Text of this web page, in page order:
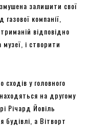
залишити свої
компанії,
відповідно
і створити
сходів у головного
на другому
Річард Йовіль
будівлі, а Вітворт